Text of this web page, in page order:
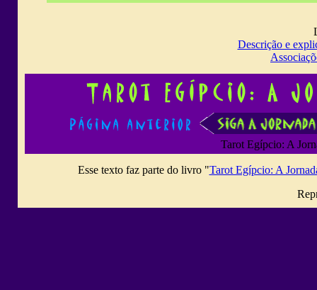
Descrição e
Tarot Egípcio: A
Esse texto faz parte do livro "Tarot Egípcio: A